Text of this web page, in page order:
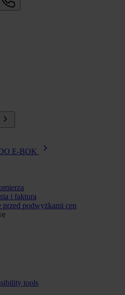
E-BOK
i faktura
przed podwyżkami cen
tools